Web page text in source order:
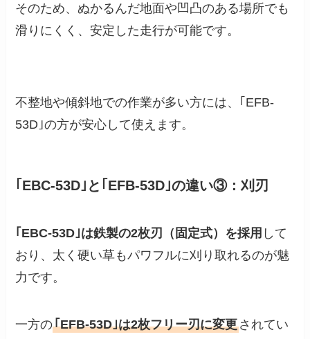
そのため、ぬかるんだ地面や凹凸のある場所でも
滑りにくく、安定した走行が可能です。
不整地や傾斜地での作業が多い方には、｢EFB-
53D｣の方が安心して使えます。
｢EBC-53D｣と｢EFB-53D｣の違い③：刈刃
｢EBC-53D｣は鉄製の2枚刃（固定式）を採用 して
おり、太く硬い草もパワフルに刈り取れるのが魅
力です。
一方の｢EFB-53D｣は2枚フリー刃に変更されてい